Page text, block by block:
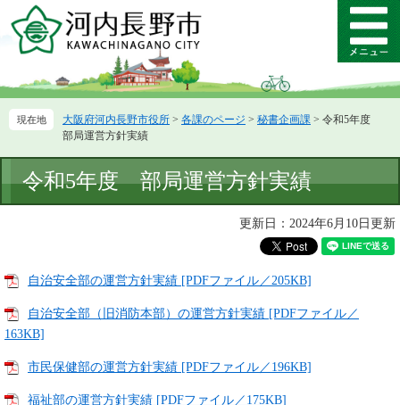
ー
先
ニ
を
て
メ
ニ
ー
大阪府河内長野市役所 > 各課のページ > 秘書企画課 > 令和5年度
部局運営方針実績
文
令和5年度 部局運営方針実績
更新日：2024年6月10日更新
自治安全部の運営方針実績 [PDFファイル／205KB]
自治安全部（旧消防本部）の運営方針実績 [PDFファイル／
163KB]
市民保健部の運営方針実績 [PDFファイル／196KB]
福祉部の運営方針実績 [PDFファイル／175KB]